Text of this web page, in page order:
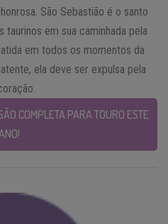
São Sebastião é o santo
em sua caminhada pela
em todos os momentos da
ela deve ser expulsa pela
COMPLETA PARA TOURO ESTE